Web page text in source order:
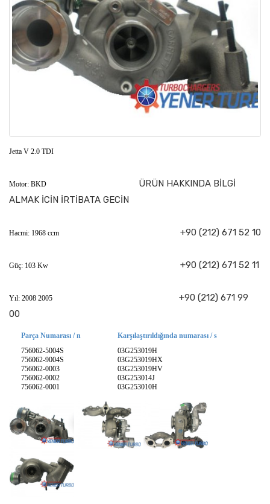
Jetta V 2.0 TDI
Motor: BKD ÜRÜN HAKKINDA BİLGİ
ALMAK İCİN İRTİBATA GECİN
Hacmi: 1968 ccm +90 (212) 671 52 10
Güç: 103 Kw +90 (212) 671 52 11
Yıl: 2008 2005 +90 (212) 671 99
00
Parça Numarası / n
756062-5004S
756062-9004S
756062-0003
756062-0002
756062-0001
Karşılaştırıldığında numarası / s
03G253019H
03G253019HX
03G253019HV
03G253014J
03G253010H